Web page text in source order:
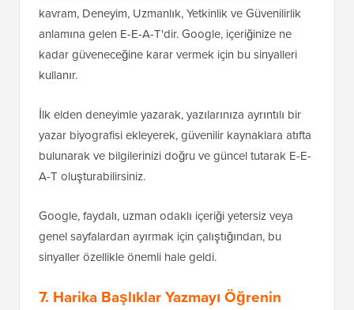
kavram, Deneyim, Uzmanlık, Yetkinlik ve Güvenilirlik
anlamına gelen E-E-A-T'dir. Google, içeriğinize ne
kadar güveneceğine karar vermek için bu sinyalleri
kullanır.
İlk elden deneyimle yazarak, yazılarınıza ayrıntılı bir
yazar biyografisi ekleyerek, güvenilir kaynaklara atıfta
bulunarak ve bilgilerinizi doğru ve güncel tutarak E-E-
A-T oluşturabilirsiniz.
Google, faydalı, uzman odaklı içeriği yetersiz veya
genel sayfalardan ayırmak için çalıştığından, bu
sinyaller özellikle önemli hale geldi.
7. Harika Başlıklar Yazmayı Öğrenin